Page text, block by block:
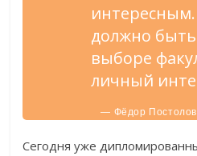
должно
выборе
личный
— Фёдор
Сегодня уже